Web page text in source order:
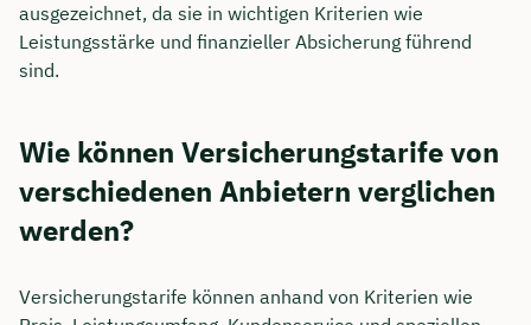
ausgezeichnet, da sie in wichtigen Kriterien wie
Leistungsstärke und finanzieller Absicherung führend
sind.
Wie können Versicherungstarife von
verschiedenen Anbietern verglichen
werden?
Versicherungstarife können anhand von Kriterien wie